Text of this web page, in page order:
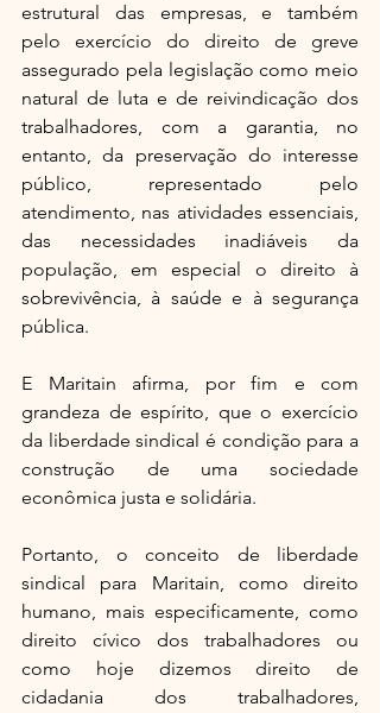
estrutural das empresas, e também
pelo exercício do direito de greve
assegurado pela legislação como meio
natural de luta e de reivindicação dos
trabalhadores, com a garantia, no
entanto, da preservação do interesse
público, representado pelo
atendimento, nas atividades essenciais,
das necessidades inadiáveis da
população, em especial o direito à
sobrevivência, à saúde e à segurança
pública.
E Maritain afirma, por fim e com
grandeza de espírito, que o exercício
da liberdade sindical é condição para a
construção de uma sociedade
econômica justa e solidária.
Portanto, o conceito de liberdade
sindical para Maritain, como direito
humano, mais especificamente, como
direito cívico dos trabalhadores ou
como hoje dizemos direito de
cidadania dos trabalhadores,